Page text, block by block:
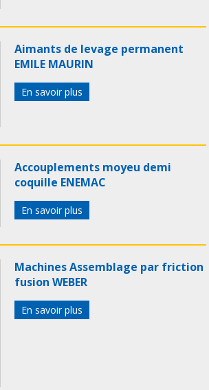
Aimants de levage permanent
EMILE MAURIN
En savoir plus
Accouplements moyeu demi
coquille ENEMAC
En savoir plus
Machines Assemblage par friction
fusion WEBER
En savoir plus